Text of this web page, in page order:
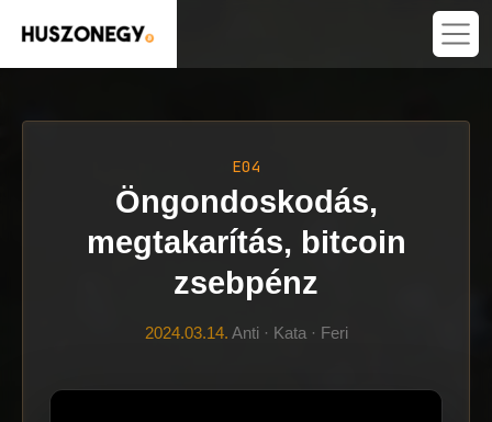
E04
Öngondoskodás,
megtakarítás, bitcoin
zsebpénz
2024.03.14. Anti · Kata · Feri